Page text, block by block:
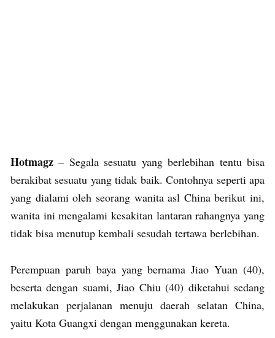
Hotmagz – Segala sesuatu yang berlebihan tentu bisa
berakibat sesuatu yang tidak baik. Contohnya seperti apa
yang dialami oleh seorang wanita asl China berikut ini,
wanita ini mengalami kesakitan lantaran rahangnya yang
tidak bisa menutup kembali sesudah tertawa berlebihan.
Perempuan paruh baya yang bernama Jiao Yuan (40),
beserta dengan suami, Jiao Chiu (40) diketahui sedang
melakukan perjalanan menuju daerah selatan China,
yaitu Kota Guangxi dengan menggunakan kereta.